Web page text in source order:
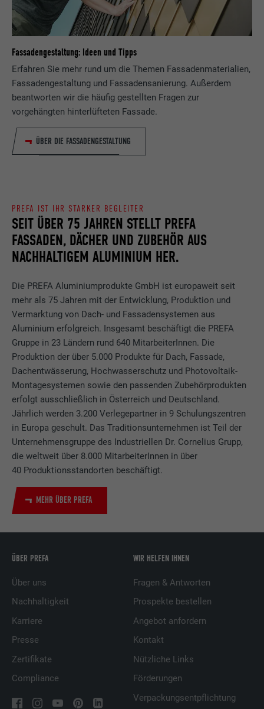
Fassadengestaltung: Ideen und Tipps
Erfahren Sie mehr rund um die Themen Fassadenmaterialien,
Fassadengestaltung und Fassadensanierung. Außerdem
beantworten wir die häufig gestellten Fragen zur
vorgehängten hinterlüfteten Fassade.
ÜBER DIE FASSADENGESTALTUNG
SEIT ÜBER 75 JAHREN STELLT PREFA
FASSADEN, DÄCHER UND ZUBEHÖR AUS
NACHHALTIGEM ALUMINIUM HER.
PREFA IST IHR STARKER BEGLEITER
Die PREFA Aluminiumprodukte GmbH ist europaweit seit
mehr als 75 Jahren mit der Entwicklung, Produktion und
Vermarktung von Dach- und Fassadensystemen aus
Aluminium erfolgreich. Insgesamt beschäftigt die PREFA
Gruppe in 23 Ländern rund 640 MitarbeiterInnen. Die
Produktion der über 5.000 Produkte für Dach, Fassade,
Dachentwässerung, Hochwasserschutz und Photovoltaik-
Montagesystemen sowie den passenden Zubehörprodukten
erfolgt ausschließlich in Österreich und Deutschland.
Jährlich werden 3.200 Verlegepartner in 9 Schulungszentren
in Europa geschult. Das Traditionsunternehmen ist Teil der
Unternehmensgruppe des Industriellen Dr. Cornelius Grupp,
die weltweit über 8.000 MitarbeiterInnen in über
40 Produktionsstandorten beschäftigt.
MEHR ÜBER PREFA
ÜBER PREFA
Über uns
Nachhaltigkeit
Karriere
Presse
Zertifikate
Compliance
WIR HELFEN IHNEN
Fragen & Antworten
Prospekte bestellen
Angebot anfordern
Kontakt
Nützliche Links
Förderungen
Verpackungsentpflichtung